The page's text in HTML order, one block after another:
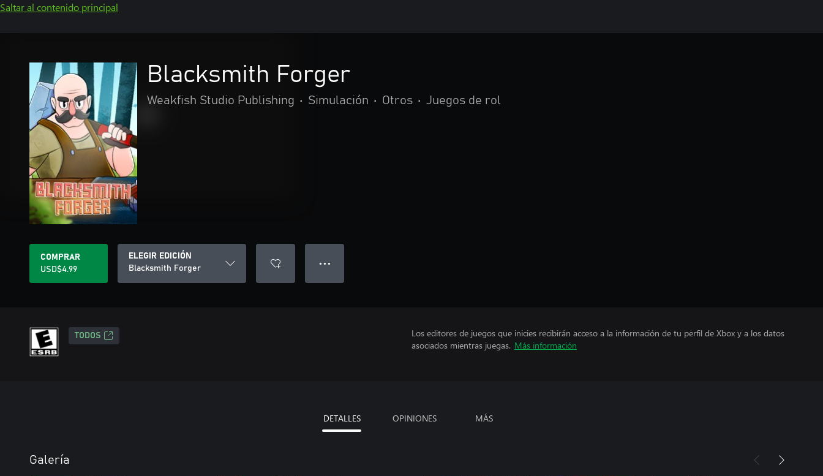
Saltar al contenido principal
Blacksmith Forger
Weakfish Studio Publishing • Simulación • Otros • Juegos de rol
COMPRAR
USD$4.99
ELEGIR EDICIÓN
Blacksmith Forger
● ● ●
TODOS
Los editores de juegos que inicies recibirán acceso a la información de tu perfil de Xbox y a los datos
asociados mientras juegas. Más información
DETALLES OPINIONES MÁS
Galería